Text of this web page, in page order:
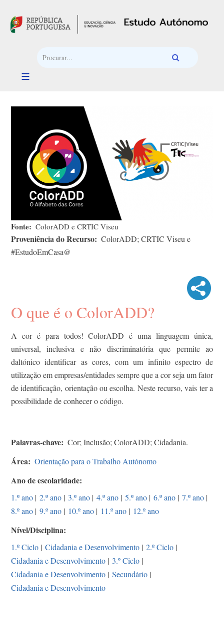
Fonte ColorADD e CRTIC Viseu
Proveniência do Recurso
ColorADD; CRTIC Viseu e
#EstudoEmCasa@
O que é o ColorADD?
A cor é para todos! ColorADD é uma linguagem única,
universal, inclusiva e não discriminatória que permite ao
daltónico identificar as cores, com um infinito espectro de
utilização em empresas/entidades sempre que a cor seja um fator
de identificação, orientação ou escolha. Neste recurso, vais ter a
possibilidade de conhecer o código.
Palavras-chave Cor; Inclusão; ColorADD; Cidadania.
Área Orientação para o Trabalho Autónomo
Ano de escolaridade
1.º ano | 2.º ano | 3.º ano | 4.º ano | 5.º ano | 6.º ano | 7.º ano |
8.º ano | 9.º ano | 10.º ano | 11.º ano | 12.º ano
Nível/Disciplina
1.º Ciclo | Cidadania e Desenvolvimento | 2.º Ciclo |
Cidadania e Desenvolvimento | 3.º Ciclo |
Cidadania e Desenvolvimento | Secundário |
Cidadania e Desenvolvimento